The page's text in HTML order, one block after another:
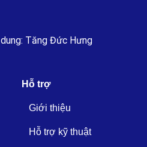
Tăng Đức Hưng
Hỗ trợ
Giới thiệu
Hỗ trợ kỹ thuật